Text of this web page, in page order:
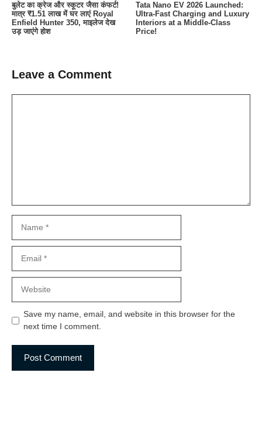
बुलेट का क्रेज और स्कूटर जैसा कंफर्ट!
मात्र ₹1.51 लाख में घर लाएं Royal
Enfield Hunter 350, माइलेज देख
उड़ जाएंगे होश
Tata Nano EV 2026 Launched:
Ultra-Fast Charging and Luxury
Interiors at a Middle-Class
Price!
Leave a Comment
Save my name, email, and website in this browser for the
next time I comment.